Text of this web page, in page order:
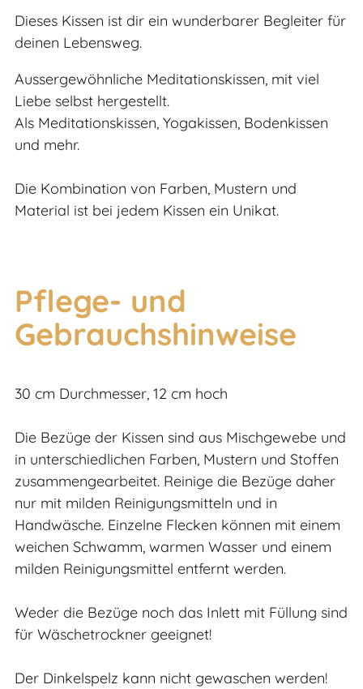
Dieses Kissen ist dir ein wunderbarer Begleiter für
deinen Lebensweg.
Aussergewöhnliche Meditationskissen, mit viel
Liebe selbst hergestellt.
Als Meditationskissen, Yogakissen, Bodenkissen
und mehr.
Die Kombination von Farben, Mustern und
Material ist bei jedem Kissen ein Unikat.
Pflege- und
Gebrauchshinweise
30 cm Durchmesser, 12 cm hoch
Die Bezüge der Kissen sind aus Mischgewebe und
in unterschiedlichen Farben, Mustern und Stoffen
zusammengearbeitet. Reinige die Bezüge daher
nur mit milden Reinigungsmitteln und in
Handwäsche. Einzelne Flecken können mit einem
weichen Schwamm, warmen Wasser und einem
milden Reinigungsmittel entfernt werden.
Weder die Bezüge noch das Inlett mit Füllung sind
für Wäschetrockner geeignet!
Der Dinkelspelz kann nicht gewaschen werden!